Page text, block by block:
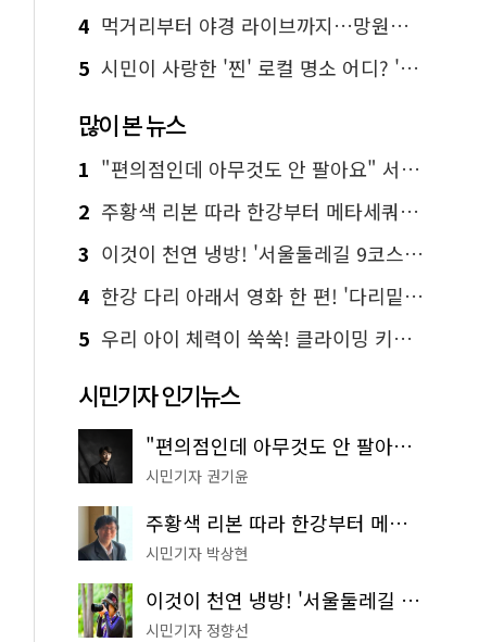
4 먹거리부터 야경 라이브까지…망원한강공원 알짜 코스
5 시민이 사랑한 '찐' 로컬 명소 어디? '서울에디션25' 추천 코스
많이 본 뉴스
1 "편의점인데 아무것도 안 팔아요" 서울에서 가장 특별한 편의점의 정체
2 주황색 리본 따라 한강부터 메타세쿼이아 숲길까지…서울둘레길 15코스
3 이것이 천연 냉방! '서울둘레길 9코스'로 숲속 피서 떠나볼까
4 한강 다리 아래서 영화 한 편! '다리밑 영화관' 무료 상영
5 우리 아이 체력이 쑥쑥! 클라이밍 키즈카페·어린이 체력장
시민기자 인기뉴스
"편의점인데 아무것도 안 팔아요" 서울에서 가장 특별한 편의점의 정체
시민기자 권기윤
주황색 리본 따라 한강부터 메타세쿼이아 숲길까지…서울둘레길 15코스
시민기자 박상현
이것이 천연 냉방! '서울둘레길 9코스'로 숲속 피서 떠나볼까
시민기자 정향선